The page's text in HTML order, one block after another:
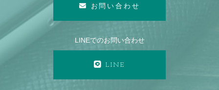
お問い合わせ
LINEでのお問い合わせ
LINE